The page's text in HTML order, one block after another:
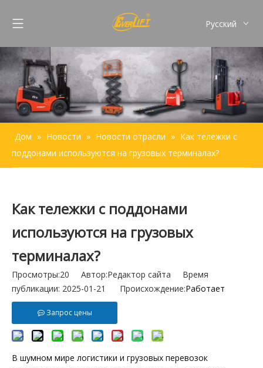
Pусский
Français
Español
Português
Дом » Новости » Новости отрасли » Как тележки с
поддонами используются на грузовых терминалах?
Как тележки с поддонами
используются на грузовых
терминалах?
Просмотры:20 Автор:Pедактор сайта Время
публикации: 2025-01-21 Происхождение:Работает
Запрос цены
В шумном мире логистики и грузовых перевозок